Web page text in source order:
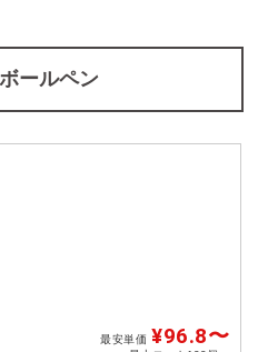
ールペン
最安単価 ¥96.8〜